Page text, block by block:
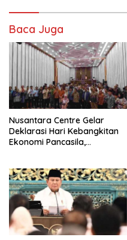
Baca Juga
Nusantara Centre Gelar
Deklarasi Hari Kebangkitan
Ekonomi Pancasila,
Penjajahan (Pergolakan
Ekonomi Politik Indonesia) &
Simposium Nasional “Urgensi
Undang-Undang
Perekonomian Nasional dan
Kesejahteraan Sosial dalam